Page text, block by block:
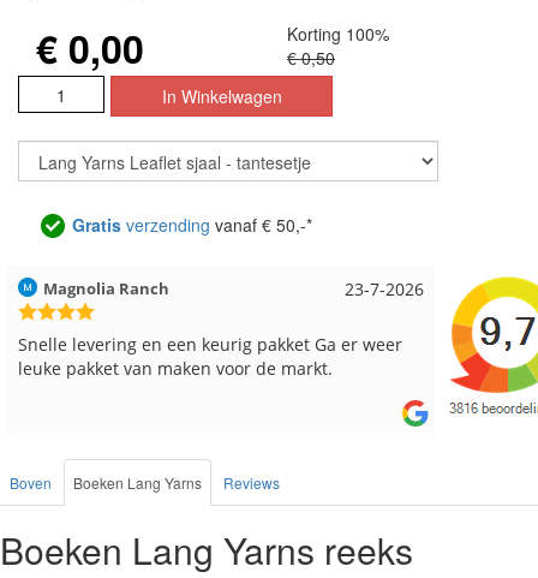
€ 0,00
Korting 100%
€ 0,50
Gratis verzending vanaf € 50,-*
17-7-2026
Hilde uit Loyers
Reeds meerdere keren breigaren en breinaalden
besteld, altijd heel tevreden over de service.
Loes uit
Snelle
Boven Boeken Lang Yarns Reviews
Boeken Lang Yarns reeks